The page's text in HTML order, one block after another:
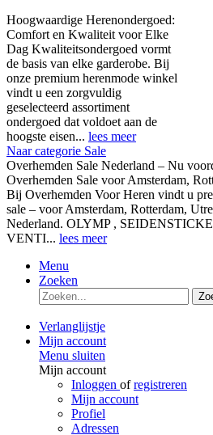
Hoogwaardige Herenondergoed:
Comfort en Kwaliteit voor Elke
Dag Kwaliteitsondergoed vormt
de basis van elke garderobe. Bij
onze premium herenmode winkel
vindt u een zorgvuldig
geselecteerd assortiment
ondergoed dat voldoet aan de
hoogste eisen... lees meer
Naar categorie Sale
Overhemden Sale Nederland – Nu
Overhemden Sale voor Amsterdam,
Bij Overhemden Voor Heren vindt u
sale – voor Amsterdam, Rotterdam,
Nederland. OLYMP ,
VENTI... lees meer
Menu
Zoeken
Verlanglijstje
Mijn account
Menu sluiten
Mijn account
Inloggen ofregistreren
Mijn account
Profiel
Adressen